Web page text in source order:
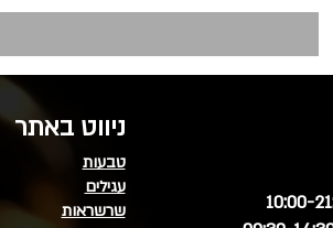
ניווט באתר
טבעות
עגילים
שרשראות